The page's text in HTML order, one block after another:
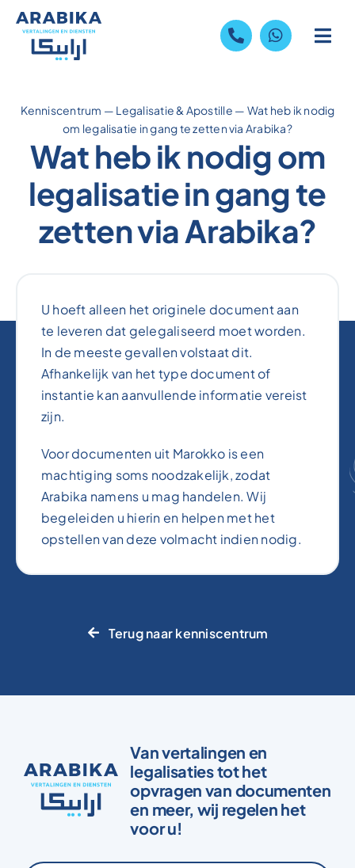
Skip
content
Kenniscentrum — Legalisatie & Apostille — Wat heb ik nodig
om legalisatie in gang te zetten via Arabika?
Wat heb ik nodig om
legalisatie in gang te
zetten via Arabika?
U hoeft alleen het originele document aan
te leveren dat gelegaliseerd moet worden.
In de meeste gevallen volstaat dit.
Afhankelijk van het type document of
instantie kan aanvullende informatie vereist
zijn.
Voor documenten uit Marokko is een
machtiging soms noodzakelijk, zodat
Arabika namens u mag handelen. Wij
begeleiden u hierin en helpen met het
opstellen van deze volmacht indien nodig.
Terug naar kenniscentrum
Van vertalingen en
legalisaties tot het
opvragen van documenten
en meer, wij regelen het
voor u!